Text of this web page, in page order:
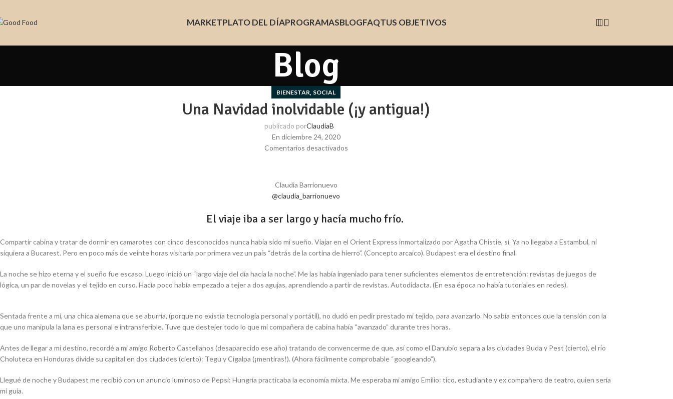
MARKETPLATO DEL DÍAPROGRAMASBLOGFAQTUS OBJETIVOS
Blog
BIENESTAR, SOCIAL
Una Navidad inolvidable (¡y antigua!)
publicado porClaudiaB
En diciembre 24, 2020
Comentarios desactivados
Claudia Barrionuevo
@claudia_barrionuevo
El viaje iba a ser largo y hacía mucho frío.
Compartir cabina y tratar de dormir en camarotes con cinco desconocidos nunca había sido mi sueño. Viajar en el Orient Express inmortalizado por Agatha Chistie, sí. Ya no llegaba a Estambul, ni
siquiera a Bucarest. Pero en poco más de veinte horas visitaría por primera vez un país “detrás de la cortina de hierro”. (Concepto arcaico). Budapest era el destino final.
La noche se hizo eterna y el sueño fue escaso. Luego inició un “largo viaje del día hacia la noche”. Me las había ingeniado para tener suficientes elementos de entretención: revistas de juegos de
lógica, un par de novelas y el tejido en curso. Hacía poco había empezado a tejer a dos agujas, aprendiendo a partir de revistas. Autodidacta. (En esa época no había tutoriales en redes).
Sentada frente a mí, una chica alemana que se aburría, (porque no existía tecnología personal y portátil), no dudó en pedir prestado mi tejido, para avanzarlo. No sabía entonces que la tensión con la
que uno manipula la lana es personal e intransferible. Tuve que destejer todo lo que mi compañera de cabina había “avanzado” durante tres horas.
Antes de llegar a mi destino, recordé a mi amigo Roberto Castellanos (desaparecido ese año) tratando de convencerme de que, así como el Danubio separa a las ciudades Buda y Pest (cierto), el río
Choluteca en Honduras divide su capital en dos ciudades (cierto): Tegu y Cigalpa (¡mentiras!). (Ahora fácilmente comprobable “googleando”).
Llegué de noche y Budapest me recibió con un anuncio luminoso de Pepsi: Hungría practicaba la economía mixta. Me esperaba mi amigo Emilio: tico, estudiante y ex compañero de teatro, quien sería
mi guía.